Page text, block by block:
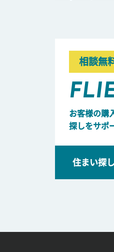
相談無
お客様の購
探しをサポ
住まい探